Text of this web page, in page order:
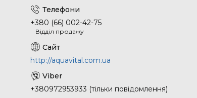
+380 (66) 002-42-75
Відділ продажу
http://aquavital.com.ua
+380972953933 (тільки повідомлення)